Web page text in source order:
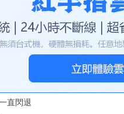
直閃退